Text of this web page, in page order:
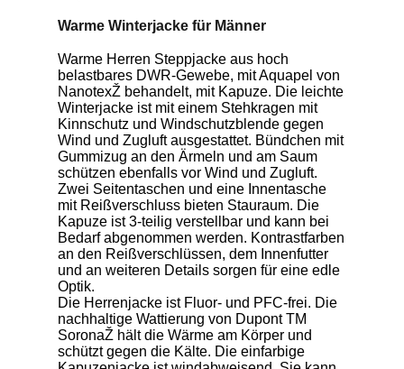
Warme Winterjacke für Männer
Warme Herren Steppjacke aus hoch
belastbares DWR-Gewebe, mit Aquapel von
NanotexŽ behandelt, mit Kapuze. Die leichte
Winterjacke ist mit einem Stehkragen mit
Kinnschutz und Windschutzblende gegen
Wind und Zugluft ausgestattet. Bündchen mit
Gummizug an den Ärmeln und am Saum
schützen ebenfalls vor Wind und Zugluft.
Zwei Seitentaschen und eine Innentasche
mit Reißverschluss bieten Stauraum. Die
Kapuze ist 3-teilig verstellbar und kann bei
Bedarf abgenommen werden. Kontrastfarben
an den Reißverschlüssen, dem Innenfutter
und an weiteren Details sorgen für eine edle
Optik.
Die Herrenjacke ist Fluor- und PFC-frei. Die
nachhaltige Wattierung von Dupont TM
SoronaŽ hält die Wärme am Körper und
schützt gegen die Kälte. Die einfarbige